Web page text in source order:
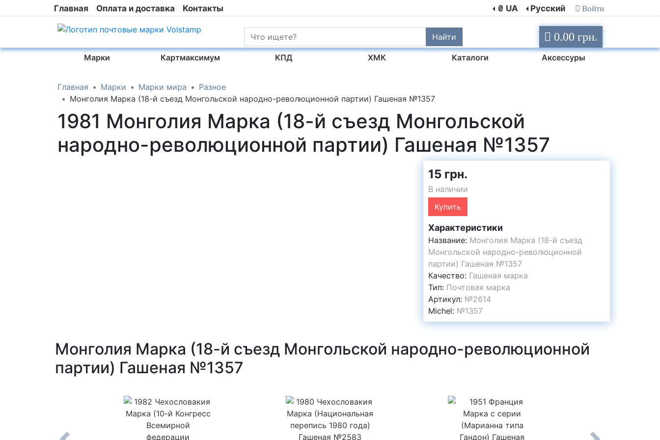
Главная Оплата и доставка Контакты ₴ UA Русский Войти
Найти 0.00 грн.
Марки Картмаксимум КПД ХМК Каталоги Аксессуры
Главная Марки Марки мира
Разное
Монголия Марка (18-й съезд Монгольской народно-революционной партии) Гашеная №1357
1981 Монголия Марка (18-й съезд Монгольской
народно-революционной партии) Гашеная №1357
15 грн.
В наличии
Купить
Характеристики
Название: Монголия Марка (18-й съезд
Монгольской народно-революционной
партии) Гашеная №1357
Качество: Гашеная марка
Тип: Почтовая марка
Артикул: №2614
Michel: №1357
Монголия Марка (18-й съезд Монгольской народно-революционной
партии) Гашеная №1357